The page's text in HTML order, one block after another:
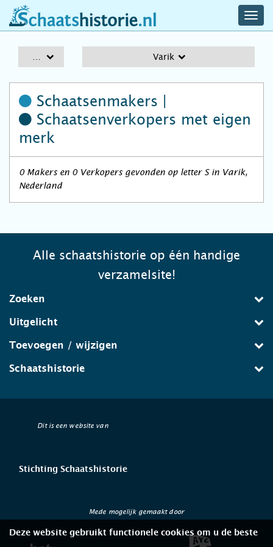
schaatshistorie.nl
Varik
Schaatsenmakers |
Schaatsenverkopers met eigen
merk
0 Makers en 0 Verkopers gevonden op letter S in Varik,
Nederland
Alle schaatshistorie op één handige
verzamelsite!
Zoeken
Uitgelicht
Toevoegen / wijzigen
Schaatshistorie
Dit is een website van
Stichting Schaatshistorie
Mede mogelijk gemaakt door
Deze website gebruikt functionele cookies om u de beste